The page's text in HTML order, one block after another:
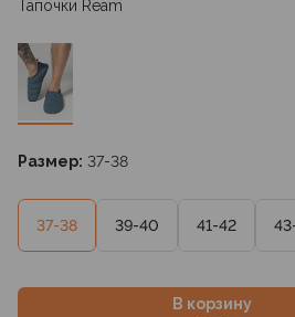
Тапочки Ream
Размер: 37-38
37-38 39-40 41-42
В корзину